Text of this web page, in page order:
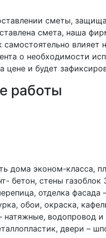
сметы,
смета, наша
влияет
о необходимости
цене и будет
работы
дома эконом-класса,
бетон, стены
отделка фасада
обои, окраска,
натяжные, водопровод
двери –